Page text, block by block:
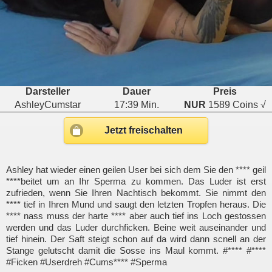
Darsteller Dauer
Preis
AshleyCumstar
17:39 Min. NUR 1589 Coins √
Jetzt freischalten
Ashley hat wieder einen geilen User bei sich dem Sie den **** geil
****beitet um an Ihr Sperma zu kommen. Das Luder ist erst
zufrieden, wenn Sie Ihren Nachtisch bekommt. Sie nimmt den
**** tief in Ihren Mund und saugt den letzten Tropfen heraus. Die
**** nass muss der harte **** aber auch tief ins Loch gestossen
werden und das Luder durchficken. Beine weit auseinander und
tief hinein. Der Saft steigt schon auf da wird dann scnell an der
Stange gelutscht damit die Sosse ins Maul kommt. #**** #****
#Ficken #Userdreh #Cums**** #Sperma